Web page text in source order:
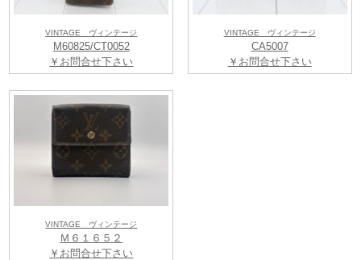
VINTAGE ヴィンテージ
M60825/CT0052
￥お問合せ下さい
VINTAGE ヴィンテージ
CA5007
￥お問合せ下さい
VINTAGE ヴィンテージ
Ｍ６１６５２
￥お問合せ下さい